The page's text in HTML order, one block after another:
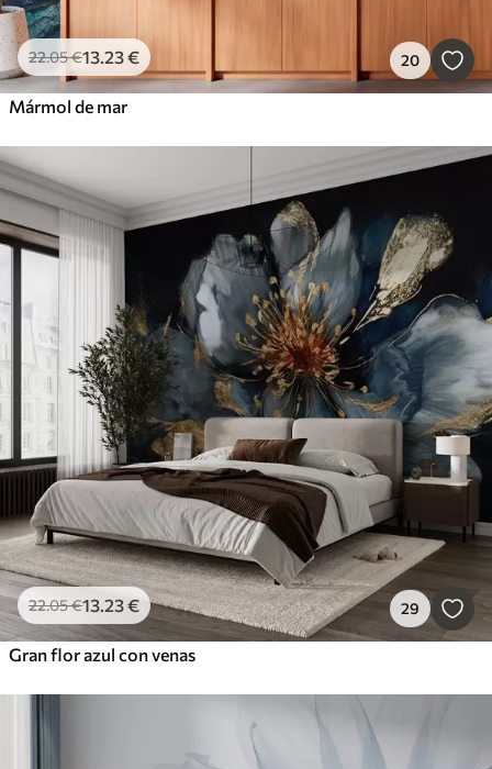
22.05€13.23€ 20
Mármol de mar
22.05€13.23€ 29
Gran flor azul con venas